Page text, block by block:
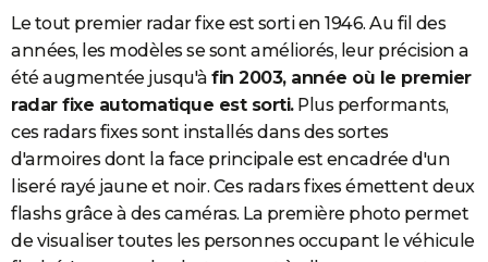
Le tout premier radar fixe est sorti en 1946. Au fil des
années, les modèles se sont améliorés, leur précision a
été augmentée jusqu'à fin 2003, année où le premier
radar fixe automatique est sorti.Plus performants,
ces radars fixes sont installés dans des sortes
d'armoires dont la face principale est encadrée d'un
liseré rayé jaune et noir. Ces radars fixes émettent deux
flashs grâce à des caméras. La première photo permet
de visualiser toutes les personnes occupant le véhicule